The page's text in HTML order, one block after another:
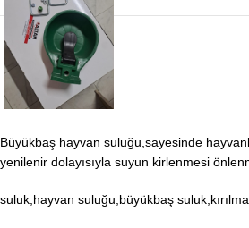
Büyükbaş hayvan suluğu,sayesinde
yenilenir dolayısıyla suyun kirlenmesi
suluk,hayvan suluğu,büyükbaş